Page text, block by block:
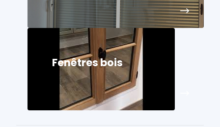
Fenêtres bois